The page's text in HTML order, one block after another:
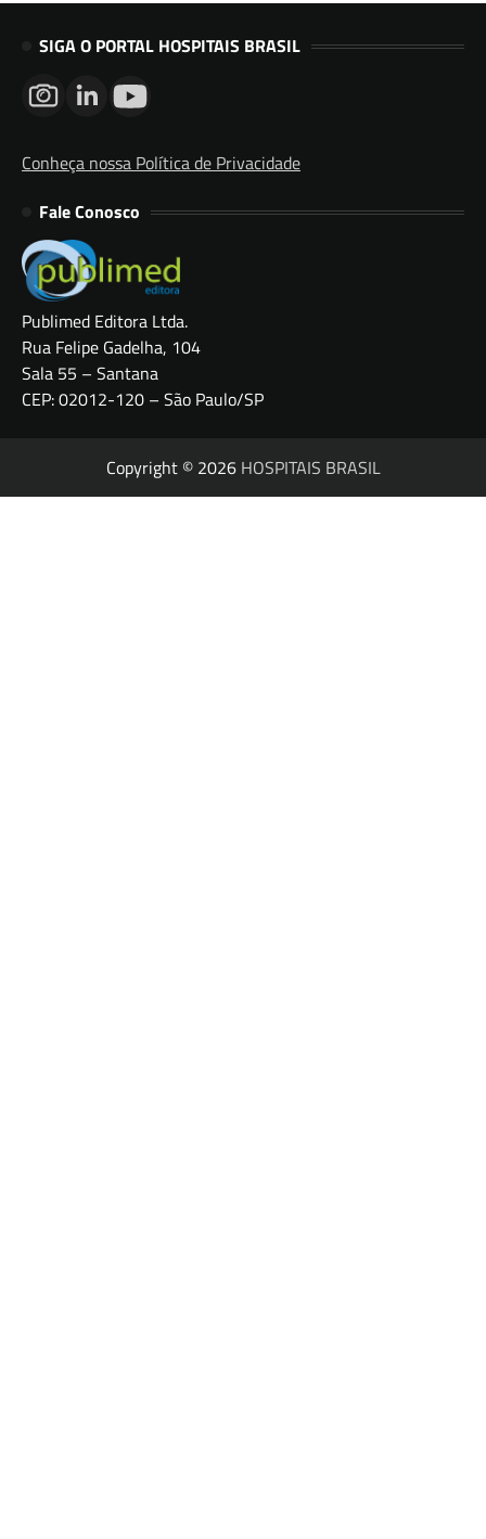
SIGA O PORTAL HOSPITAIS BRASIL
Conheça nossa Política de Privacidade
Fale Conosco
Publimed Editora Ltda.
Rua Felipe Gadelha, 104
Sala 55 – Santana
CEP: 02012-120 – São Paulo/SP
Copyright © 2026 HOSPITAIS BRASIL